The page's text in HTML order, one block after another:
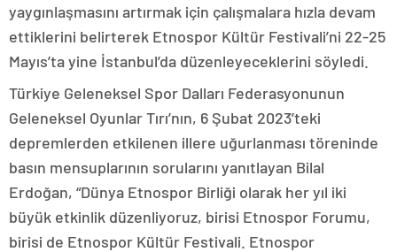
yaygınlaşmasını artırmak için çalışmalara hızla devam
ettiklerini belirterek Etnospor Kültür Festivali’ni 22-25
Mayıs’ta yine İstanbul’da düzenleyeceklerini söyledi.
Türkiye Geleneksel Spor Dalları Federasyonunun
Geleneksel Oyunlar Tırı’nın, 6 Şubat 2023’teki
depremlerden etkilenen illere uğurlanması töreninde
basın mensuplarının sorularını yanıtlayan Bilal
Erdoğan, “Dünya Etnospor Birliği olarak her yıl iki
büyük etkinlik düzenliyoruz, birisi Etnospor Forumu,
birisi de Etnospor Kültür Festivali. Etnospor